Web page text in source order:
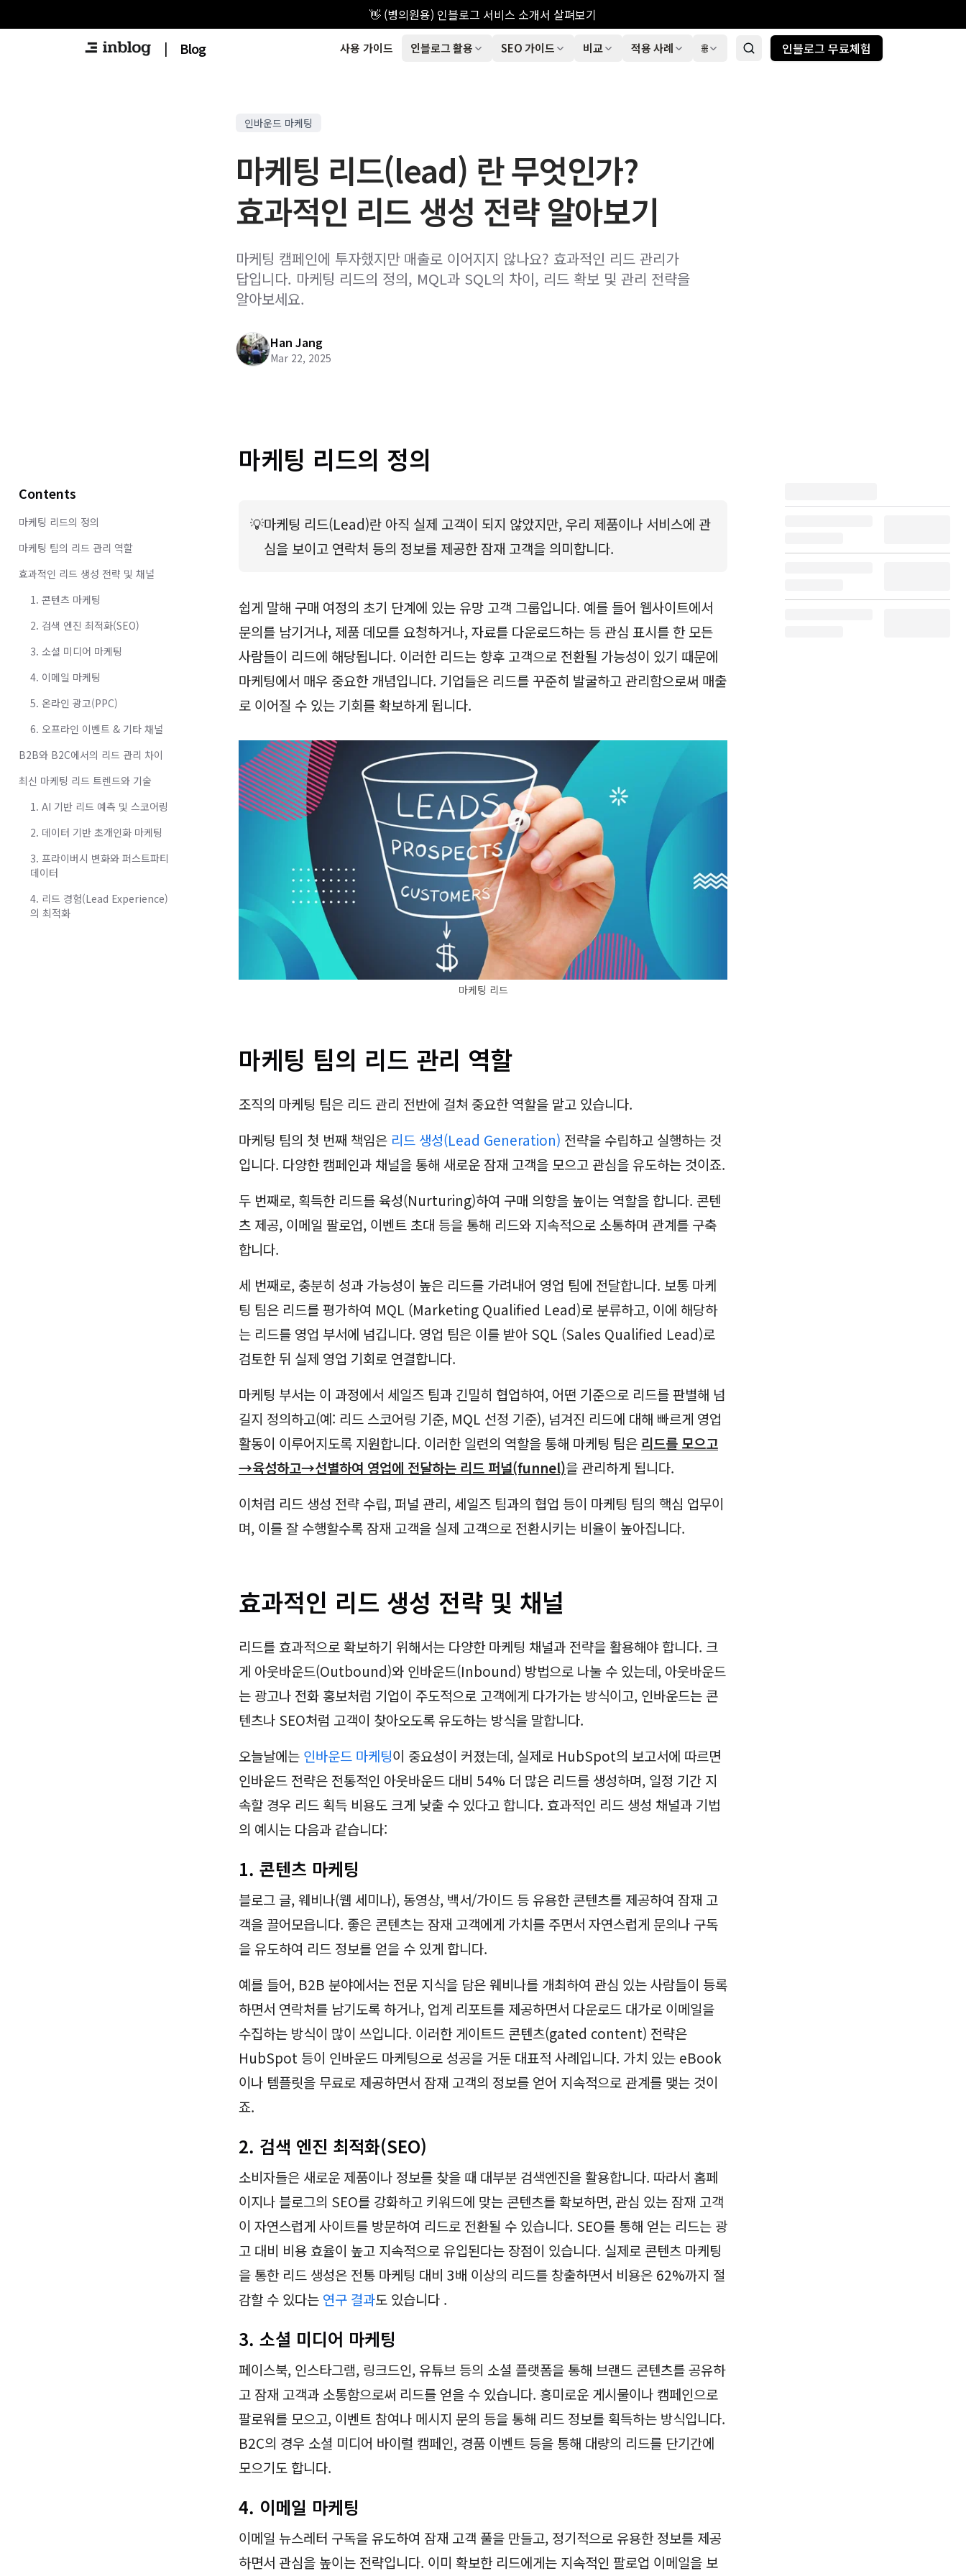
👋 (병의원용) 인블로그 서비스 소개서 살펴보기
| Blog 사용 가이드 인블로그 활용 SEO 가이드 비교 적용 사례 🌐 인블로그 무료체험
인바운드 마케팅
마케팅 리드(lead) 란 무엇인가?
효과적인 리드 생성 전략 알아보기
마케팅 캠페인에 투자했지만 매출로 이어지지 않나요? 효과적인 리드 관리가
답입니다. 마케팅 리드의 정의, MQL과 SQL의 차이, 리드 확보 및 관리 전략을
알아보세요.
Han Jang
Mar 22, 2025
마케팅 리드의 정의
💡마케팅 리드(Lead)란 아직 실제 고객이 되지 않았지만, 우리 제품이나 서비스에 관
심을 보이고 연락처 등의 정보를 제공한 잠재 고객을 의미합니다.
쉽게 말해 구매 여정의 초기 단계에 있는 유망 고객 그룹입니다. 예를 들어 웹사이트에서
문의를 남기거나, 제품 데모를 요청하거나, 자료를 다운로드하는 등 관심 표시를 한 모든
사람들이 리드에 해당됩니다. 이러한 리드는 향후 고객으로 전환될 가능성이 있기 때문에
마케팅에서 매우 중요한 개념입니다. 기업들은 리드를 꾸준히 발굴하고 관리함으로써 매출
로 이어질 수 있는 기회를 확보하게 됩니다.
마케팅 리드
마케팅 팀의 리드 관리 역할
조직의 마케팅 팀은 리드 관리 전반에 걸쳐 중요한 역할을 맡고 있습니다.
마케팅 팀의 첫 번째 책임은 리드 생성(Lead Generation) 전략을 수립하고 실행하는 것
입니다. 다양한 캠페인과 채널을 통해 새로운 잠재 고객을 모으고 관심을 유도하는 것이죠.
두 번째로, 획득한 리드를 육성(Nurturing)하여 구매 의향을 높이는 역할을 합니다. 콘텐
츠 제공, 이메일 팔로업, 이벤트 초대 등을 통해 리드와 지속적으로 소통하며 관계를 구축
합니다.
세 번째로, 충분히 성과 가능성이 높은 리드를 가려내어 영업 팀에 전달합니다. 보통 마케
팅 팀은 리드를 평가하여 MQL (Marketing Qualified Lead)로 분류하고, 이에 해당하
는 리드를 영업 부서에 넘깁니다. 영업 팀은 이를 받아 SQL (Sales Qualified Lead)로
검토한 뒤 실제 영업 기회로 연결합니다.
마케팅 부서는 이 과정에서 세일즈 팀과 긴밀히 협업하여, 어떤 기준으로 리드를 판별해 넘
길지 정의하고(예: 리드 스코어링 기준, MQL 선정 기준), 넘겨진 리드에 대해 빠르게 영업
활동이 이루어지도록 지원합니다. 이러한 일련의 역할을 통해 마케팅 팀은 리드를 모으고
→육성하고→선별하여 영업에 전달하는 리드 퍼널(funnel)을 관리하게 됩니다.
이처럼 리드 생성 전략 수립, 퍼널 관리, 세일즈 팀과의 협업 등이 마케팅 팀의 핵심 업무이
며, 이를 잘 수행할수록 잠재 고객을 실제 고객으로 전환시키는 비율이 높아집니다.
효과적인 리드 생성 전략 및 채널
리드를 효과적으로 확보하기 위해서는 다양한 마케팅 채널과 전략을 활용해야 합니다. 크
게 아웃바운드(Outbound)와 인바운드(Inbound) 방법으로 나눌 수 있는데, 아웃바운드
는 광고나 전화 홍보처럼 기업이 주도적으로 고객에게 다가가는 방식이고, 인바운드는 콘
텐츠나 SEO처럼 고객이 찾아오도록 유도하는 방식을 말합니다.
오늘날에는 인바운드 마케팅이 중요성이 커졌는데, 실제로 HubSpot의 보고서에 따르면
인바운드 전략은 전통적인 아웃바운드 대비 54% 더 많은 리드를 생성하며, 일정 기간 지
속할 경우 리드 획득 비용도 크게 낮출 수 있다고 합니다. 효과적인 리드 생성 채널과 기법
의 예시는 다음과 같습니다:
1. 콘텐츠 마케팅
블로그 글, 웨비나(웹 세미나), 동영상, 백서/가이드 등 유용한 콘텐츠를 제공하여 잠재 고
객을 끌어모읍니다. 좋은 콘텐츠는 잠재 고객에게 가치를 주면서 자연스럽게 문의나 구독
을 유도하여 리드 정보를 얻을 수 있게 합니다.
예를 들어, B2B 분야에서는 전문 지식을 담은 웨비나를 개최하여 관심 있는 사람들이 등록
하면서 연락처를 남기도록 하거나, 업계 리포트를 제공하면서 다운로드 대가로 이메일을
수집하는 방식이 많이 쓰입니다. 이러한 게이트드 콘텐츠(gated content) 전략은
HubSpot 등이 인바운드 마케팅으로 성공을 거둔 대표적 사례입니다. 가치 있는 eBook
이나 템플릿을 무료로 제공하면서 잠재 고객의 정보를 얻어 지속적으로 관계를 맺는 것이
죠.
2. 검색 엔진 최적화(SEO)
소비자들은 새로운 제품이나 정보를 찾을 때 대부분 검색엔진을 활용합니다. 따라서 홈페
이지나 블로그의 SEO를 강화하고 키워드에 맞는 콘텐츠를 확보하면, 관심 있는 잠재 고객
이 자연스럽게 사이트를 방문하여 리드로 전환될 수 있습니다. SEO를 통해 얻는 리드는 광
고 대비 비용 효율이 높고 지속적으로 유입된다는 장점이 있습니다. 실제로 콘텐츠 마케팅
을 통한 리드 생성은 전통 마케팅 대비 3배 이상의 리드를 창출하면서 비용은 62%까지 절
감할 수 있다는 연구 결과도 있습니다 .
3. 소셜 미디어 마케팅
페이스북, 인스타그램, 링크드인, 유튜브 등의 소셜 플랫폼을 통해 브랜드 콘텐츠를 공유하
고 잠재 고객과 소통함으로써 리드를 얻을 수 있습니다. 흥미로운 게시물이나 캠페인으로
팔로워를 모으고, 이벤트 참여나 메시지 문의 등을 통해 리드 정보를 획득하는 방식입니다.
B2C의 경우 소셜 미디어 바이럴 캠페인, 경품 이벤트 등을 통해 대량의 리드를 단기간에
모으기도 합니다.
4. 이메일 마케팅
이메일 뉴스레터 구독을 유도하여 잠재 고객 풀을 만들고, 정기적으로 유용한 정보를 제공
하면서 관심을 높이는 전략입니다. 이미 확보한 리드에게는 지속적인 팔로업 이메일을 보
Contents
마케팅 리드의 정의
마케팅 팀의 리드 관리 역할
효과적인 리드 생성 전략 및 채널
1. 콘텐츠 마케팅
2. 검색 엔진 최적화(SEO)
3. 소셜 미디어 마케팅
4. 이메일 마케팅
5. 온라인 광고(PPC)
6. 오프라인 이벤트 & 기타 채널
B2B와 B2C에서의 리드 관리 차이
최신 마케팅 리드 트렌드와 기술
1. AI 기반 리드 예측 및 스코어링
2. 데이터 기반 초개인화 마케팅
3. 프라이버시 변화와 퍼스트파티
데이터
4. 리드 경험(Lead Experience)
의 최적화